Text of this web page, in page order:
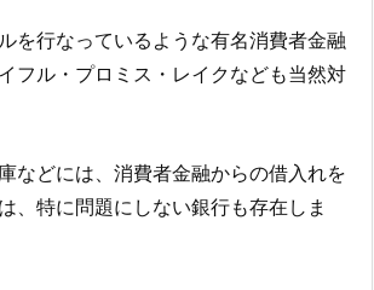
を行なっているような有名消費者金融
フル・プロミス・レイクなども当然対
などには、消費者金融からの借入れを
、特に問題にしない銀行も存在しま